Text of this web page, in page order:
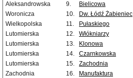
Aleksandrowska
9. Bielicowa
Woronicza
10. Dw. Łódź Żabieniec
Wielkopolska
11. Pułaskiego
Lutomierska
12. Włókniarzy
Lutomierska
13. Klonowa
Lutomierska
14. Czarnkowska
Lutomierska
15. Zachodnia
Zachodnia
16. Manufaktura